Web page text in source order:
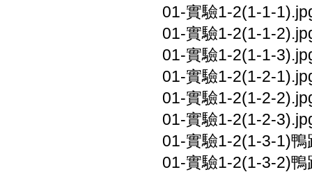
01-實驗1-2(1-1-
01-實驗1-2(1-1-
01-實驗1-2(1-1-
01-實驗1-2(1-2-
01-實驗1-2(1-2-
01-實驗1-2(1-2-
01-實驗1-2(1-3-1)
01-實驗1-2(1-3-2)